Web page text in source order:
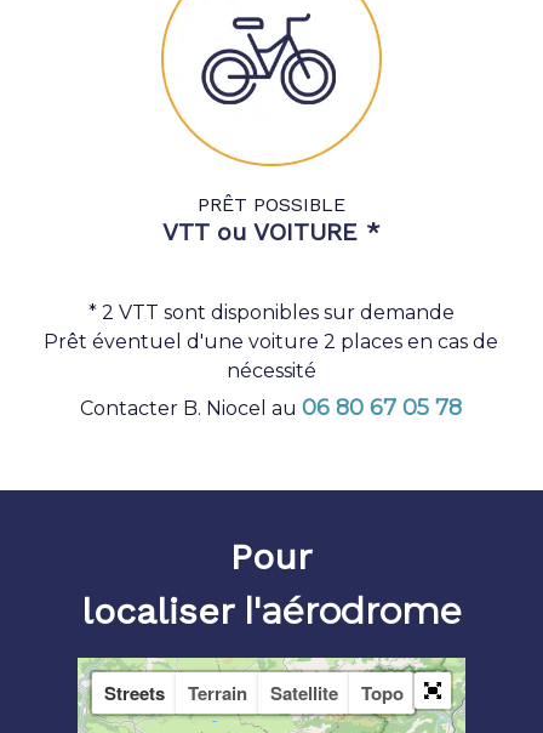
PRÊT POSSIBLE
VTT ou VOITURE *
* 2 VTT sont disponibles sur demande
Prêt éventuel d'une voiture 2 places en cas de
nécessité
Contacter B. Niocel au06 80 67 05 78
Pour
localiserl'aérodrome
Streets Terrain Satellite Topo